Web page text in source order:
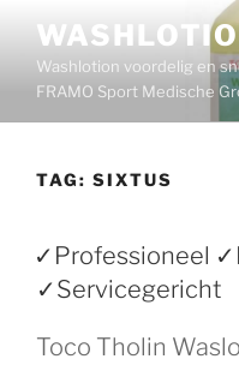
inhoud
Washlotion voordelig en
FRAMO Sport Medische
TAG: SIXTUS
✓Professioneel
✓Servicegericht
Toco Tholin